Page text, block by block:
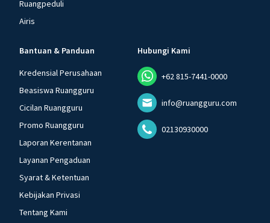
Ruangpeduli
Airis
Bantuan & Panduan
Kredensial Perusahaan
Beasiswa Ruangguru
Cicilan Ruangguru
Promo Ruangguru
Laporan Kerentanan
Layanan Pengaduan
Syarat & Ketentuan
Kebijakan Privasi
Tentang Kami
Hubungi Kami
+62 815-7441-0000
info@ruangguru.com
02130930000